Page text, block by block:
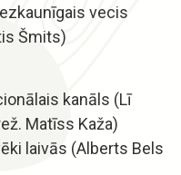
vecis
Šmits)
kanāls (Lī
Matīss Kaža)
laivās (Alberts Bels